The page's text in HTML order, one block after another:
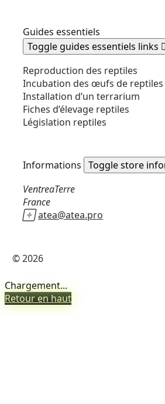
Guides essentiels
Toggle guides essentiels links 
Reproduction des reptiles
Incubation des œufs de reptiles
Installation d’un terrarium
Fiches d’élevage reptiles
Législation reptiles
Informations Toggle store
VentreaTerre
France
atea@atea.pro
© 2026
Chargement...
Retour en haut